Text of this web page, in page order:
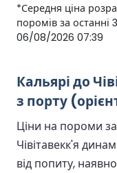
*Середня ціна
поромів за останні
06/08/2026 07:39
Кальярі до
з порту
Ціни на пороми
Чівітавекк'я
від попиту,